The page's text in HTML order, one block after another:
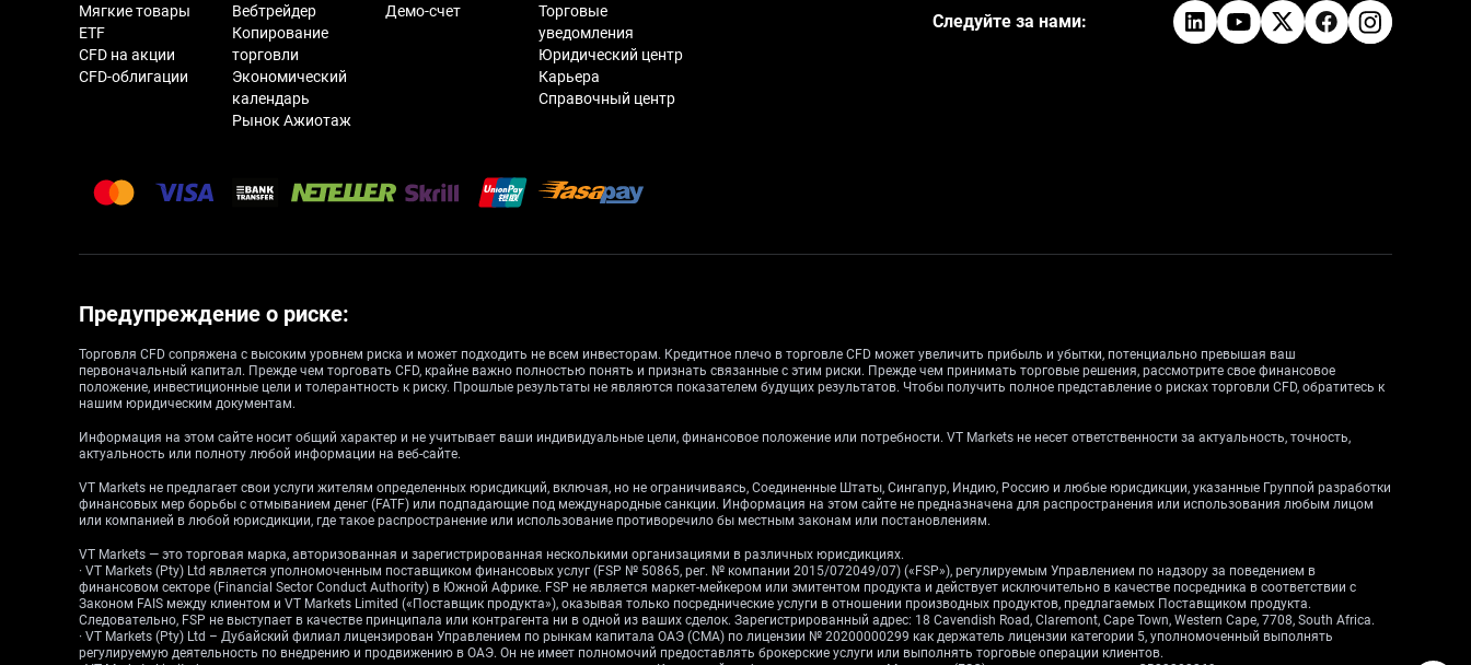
Мягкие товары
ETF
CFD на акции
CFD-облигации
Вебтрейдер
Копирование
торговли
Экономический
календарь
Рынок Ажиотаж
Демо-счет
Торговые
уведомления
Юридический центр
Карьера
Справочный центр
Следуйте за нами:
Предупреждение о риске:
Торговля CFD сопряжена с высоким уровнем риска и может подходить не всем инвесторам. Кредитное плечо в торговле CFD может увеличить прибыль и убытки, потенциально превышая ваш
первоначальный капитал. Прежде чем торговать CFD, крайне важно полностью понять и признать связанные с этим риски. Прежде чем принимать торговые решения, рассмотрите свое финансовое
положение, инвестиционные цели и толерантность к риску. Прошлые результаты не являются показателем будущих результатов. Чтобы получить полное представление о рисках торговли CFD, обратитесь к
нашим юридическим документам.
Информация на этом сайте носит общий характер и не учитывает ваши индивидуальные цели, финансовое положение или потребности. VT Markets не несет ответственности за актуальность, точность,
актуальность или полноту любой информации на веб-сайте.
VT Markets не предлагает свои услуги жителям определенных юрисдикций, включая, но не ограничиваясь, Соединенные Штаты, Сингапур, Индию, Россию и любые юрисдикции, указанные Группой разработки
финансовых мер борьбы с отмыванием денег (FATF) или подпадающие под международные санкции. Информация на этом сайте не предназначена для распространения или использования любым лицом
или компанией в любой юрисдикции, где такое распространение или использование противоречило бы местным законам или постановлениям.
VT Markets — это торговая марка, авторизованная и зарегистрированная несколькими организациями в различных юрисдикциях.
· VT Markets (Pty) Ltd является уполномоченным поставщиком финансовых услуг (FSP № 50865, рег. № компании 2015/072049/07) («FSP»), регулируемым Управлением по надзору за поведением в
финансовом секторе (Financial Sector Conduct Authority) в Южной Африке. FSP не является маркет-мейкером или эмитентом продукта и действует исключительно в качестве посредника в соответствии с
Законом FAIS между клиентом и VT Markets Limited («Поставщик продукта»), оказывая только посреднические услуги в отношении производных продуктов, предлагаемых Поставщиком продукта.
Следовательно, FSP не выступает в качестве принципала или контрагента ни в одной из ваших сделок. Зарегистрированный адрес: 18 Cavendish Road, Claremont, Cape Town, Western Cape, 7708, South Africa.
· VT Markets (Pty) Ltd – Дубайский филиал лицензирован Управлением по рынкам капитала ОАЭ (CMA) по лицензии № 20200000299 как держатель лицензии категории 5, уполномоченный выполнять
регулируемую деятельность по внедрению и продвижению в ОАЭ. Он не имеет полномочий предоставлять брокерские услуги или выполнять торговые операции клиентов.